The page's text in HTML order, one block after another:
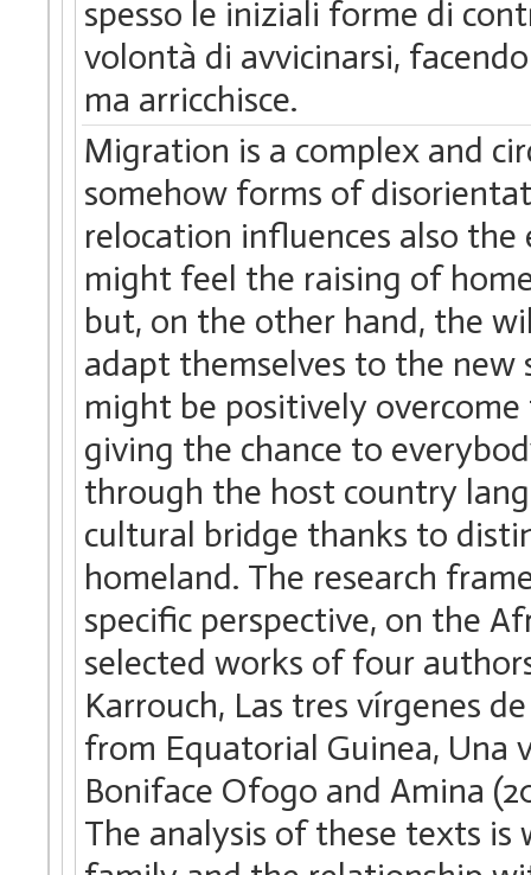
spesso le iniziali forme di
volontà di avvicinarsi,
ma arricchisce.
Migration is a complex and
somehow forms of
relocation influences also
might feel the raising of
but, on the other hand, the
adapt themselves to the
might be positively
giving the chance to
through the host country
cultural bridge thanks to
homeland. The research
specific perspective, on the
selected works of four
Karrouch, Las tres vírgenes
from Equatorial Guinea, Una
Boniface Ofogo and Amina
The analysis of these texts